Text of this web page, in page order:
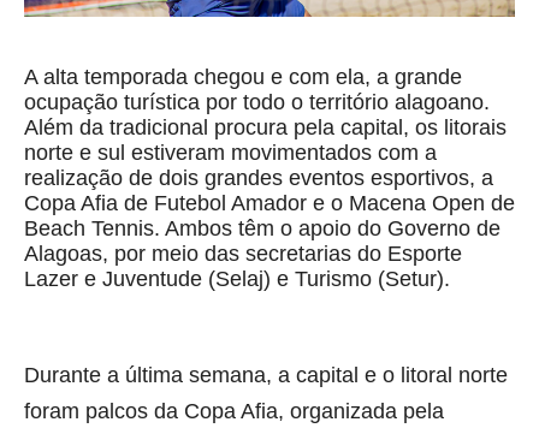
A alta temporada chegou e com ela, a grande
ocupação turística por todo o território alagoano.
Além da tradicional procura pela capital, os litorais
norte e sul estiveram movimentados com a
realização de dois grandes eventos esportivos, a
Copa Afia de Futebol Amador e o Macena Open de
Beach Tennis. Ambos têm o apoio do Governo de
Alagoas, por meio das secretarias do Esporte
Lazer e Juventude (Selaj) e Turismo (Setur).
Durante a última semana, a capital e o litoral norte
foram palcos da Copa Afia, organizada pela